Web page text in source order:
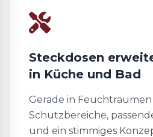
Steckdosen
in Küche und Bad
Gerade in
Schutzbereiche,
und ein stimmiges